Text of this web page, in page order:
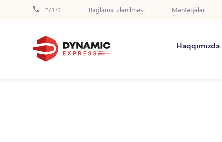
*7171 Bağlama izlənilməsi Məntəqələr
Haqqımızda